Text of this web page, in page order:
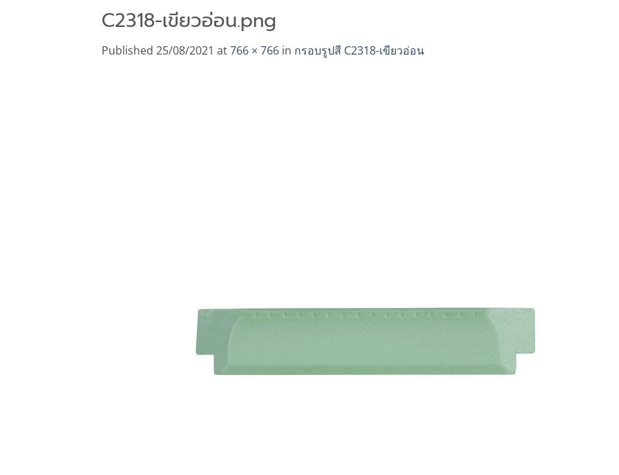
C2318-เขียวอ่อน.png
Published 25/08/2021 at766 × 766 in กรอบรูปสี C2318-เขียวอ่อน